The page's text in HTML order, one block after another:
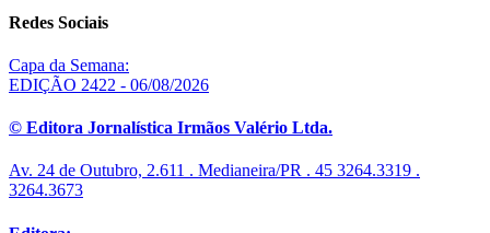
Redes Sociais
Capa da Semana:
EDIÇÃO 2422 - 06/08/2026
© Editora Jornalística Irmãos Valério Ltda.
Av. 24 de Outubro, 2.611 . Medianeira/PR . 45 3264.3319 .
3264.3673